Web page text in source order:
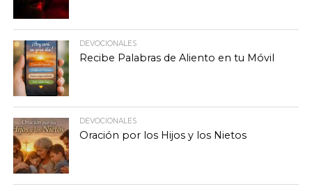
DEVOCIONALES
Recibe Palabras de Aliento en tu Móvil
DEVOCIONALES
Oración por los Hijos y los Nietos